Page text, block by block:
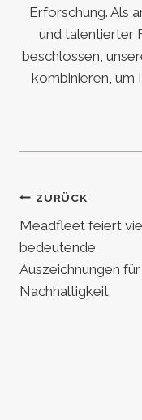
Erforschung. Als
und talentierter
beschlossen,
kombinieren, um
ZURÜCK
Meadfleet feiert
bedeutende
Auszeichnungen für
Nachhaltigkeit